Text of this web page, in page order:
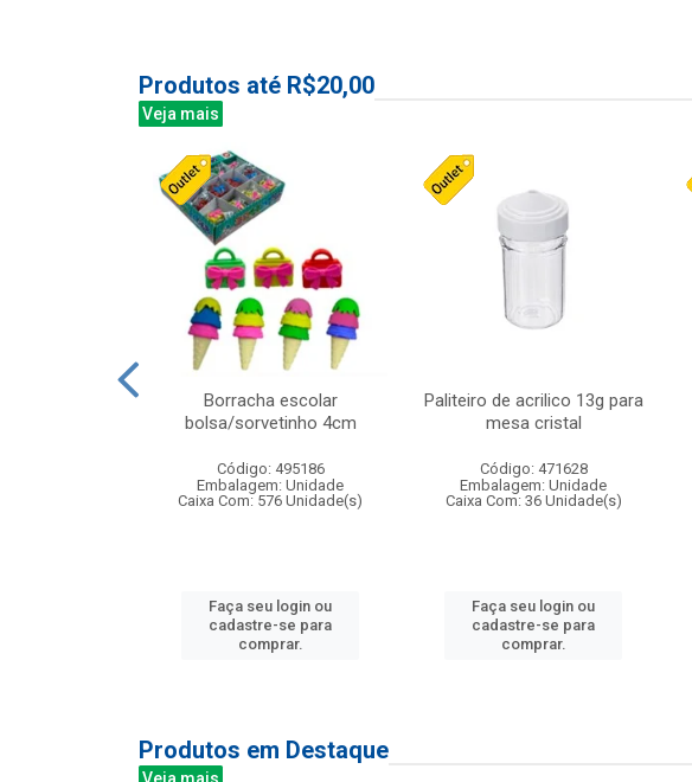
Produtos até R$20,00
Veja mais
Borracha escolar
bolsa/sorvetinho 4cm
Código: 495186
Embalagem: Unidade
Caixa Com: 576 Unidade(s)
Faça seu login ou
cadastre-se para
comprar.
Paliteiro de acrilico 13g para
mesa cristal
Código: 471628
Embalagem: Unidade
Caixa Com: 36 Unidade(s)
Faça seu login ou
cadastre-se para
comprar.
Produtos em Destaque